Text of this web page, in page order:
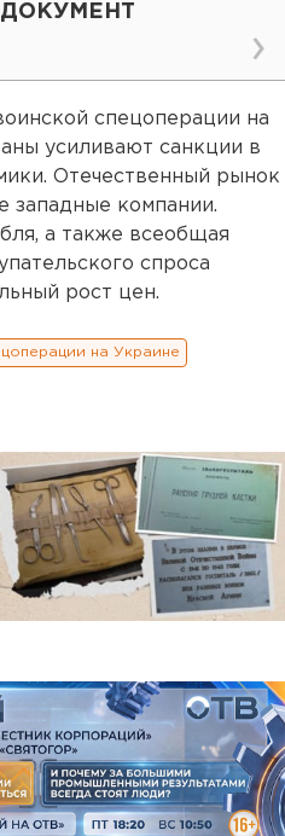
ДОКУМЕНТ
спецоперации на
усиливают санкции в
Отечественный рынок
западные компании.
а также всеобщая
спроса
рост цен.
на Украине